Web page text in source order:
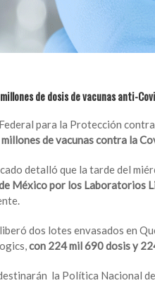
de dosis de vacunas anti-
para la Protección
de vacunas contra la
detalló que la tarde del
México por los Laboratorios
dos lotes envasados en
con 224 mil 690 dosis y
la Política Nacional